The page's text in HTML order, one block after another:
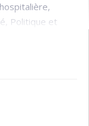
Politique et
du
de santé